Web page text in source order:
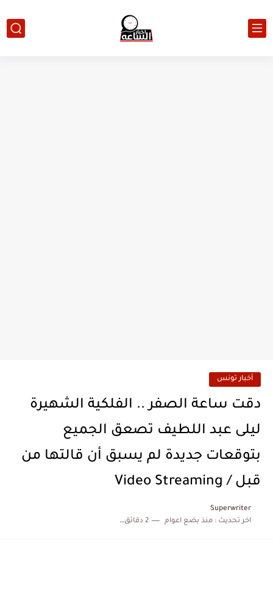
أخبار تونس
دقت ساعة الصفر .. الفلكية الشهيرة
ليلى عبد اللطيف تصعق الجميع
بتوقعات جديدة لم يسبق أن قالتها من
قبل / Video Streaming
Superwriter
اخر تحديث :منذ بضع اعوام 2 دقائق للقراءة